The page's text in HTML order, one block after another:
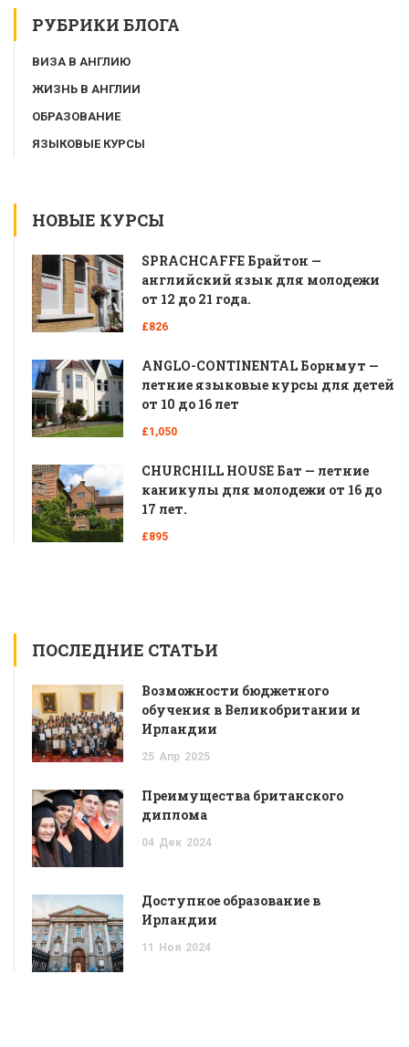
РУБРИКИ БЛОГА
ВИЗА В АНГЛИЮ
ЖИЗНЬ В АНГЛИИ
ОБРАЗОВАНИЕ
ЯЗЫКОВЫЕ КУРСЫ
НОВЫЕ КУРСЫ
SPRACHCAFFE Брайтон —
английский язык для молодежи
от 12 до 21 года.
£826
ANGLO-CONTINENTAL Борнмут —
летние языковые курсы для детей
от 10 до 16 лет
£1,050
CHURCHILL HOUSE Бат — летние
каникулы для молодежи от 16 до
17 лет.
£895
ПОСЛЕДНИЕ СТАТЬИ
Возможности бюджетного
обучения в Великобритании и
Ирландии
25 Апр 2025
Преимущества британского
диплома
04 Дек 2024
Доступное образование в
Ирландии
11 Ноя 2024